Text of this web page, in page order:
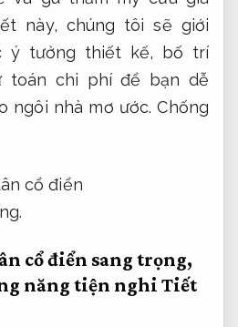
này, chúng tôi sẽ giới
ý tưởng thiết kế, bố trí
toán chi phí để bạn dễ
ngôi nhà mơ ước.Chống
cổ điển sang trọng,
năng tiện nghi Tiết